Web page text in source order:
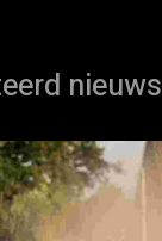
nieuws